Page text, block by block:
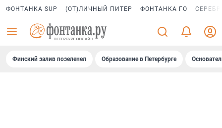
ФОНТАНКА SUP (ОТ)ЛИЧНЫЙ ПИТЕР ФОНТАНКА ГО
Финский залив позеленел Образование в Петербурге